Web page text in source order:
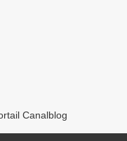
Canalblog